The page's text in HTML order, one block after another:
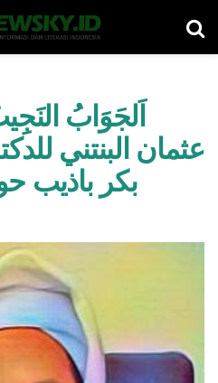
اَلجَوَابُ
عثمان البنتني
بكر باذيب